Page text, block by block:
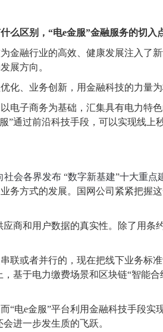
么区别，“电e金服”金融服务的切入
金融行业的高效、健康发展注入了
展方向。
、业务创新，用金融科技的力量
电子商务为基础，汇集具有电力特
通过前沿科技手段，可以实现线
社会各界发布 “数字新基建”十大重点
务方式的发展。国网公司紧紧把握
商和用户数据的真实性。除了用
或者并行的，现在把线下业务标
基于电力缴费场景和区块链“智能
电e金服”平台利用金融科技手段
进一步发生质的飞跃。